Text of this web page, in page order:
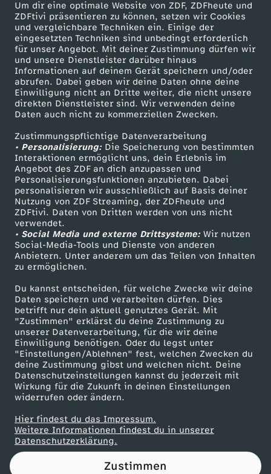
Um dir eine optimale Website von ZDF, ZDFheute und
ZDFtivi präsentieren zu können, setzen wir Cookies
und vergleichbare Techniken ein. Einige der
eingesetzten Techniken sind unbedingt erforderlich
für unser Angebot. Mit deiner Zustimmung dürfen wir
und unsere Dienstleister darüber hinaus
Informationen auf deinem Gerät speichern und/oder
abrufen. Dabei geben wir deine Daten ohne deine
Einwilligung nicht an Dritte weiter, die nicht unsere
direkten Dienstleister sind. Wir verwenden deine
Daten auch nicht zu kommerziellen Zwecken.
Zustimmungspflichtige Datenverarbeitung
• Personalisierung:Die Speicherung von bestimmten
Interaktionen ermöglicht uns, dein Erlebnis im
Angebot des ZDF an dich anzupassen und
Personalisierungsfunktionen anzubieten. Dabei
personalisieren wir ausschließlich auf Basis deiner
Nutzung von ZDF Streaming, der ZDFheute und
ZDFtivi. Daten von Dritten werden von uns nicht
verwendet.
• Social Media und externe Drittsysteme:Wir nutzen
Social-Media-Tools und Dienste von anderen
Anbietern. Unter anderem um das Teilen von Inhalten
zu ermöglichen.
Du kannst entscheiden, für welche Zwecke wir deine
Daten speichern und verarbeiten dürfen. Dies
betrifft nur dein aktuell genutztes Gerät. Mit
"Zustimmen" erklärst du deine Zustimmung zu
unserer Datenverarbeitung, für die wir deine
Einwilligung benötigen. Oder du legst unter
"Einstellungen/Ablehnen" fest, welchen Zwecken du
deine Zustimmung gibst und welchen nicht. Deine
Datenschutzeinstellungen kannst du jederzeit mit
Wirkung für die Zukunft in deinen Einstellungen
widerrufen oder ändern.
Hier findest du das Impressum.
Weitere Informationen findest du in unserer
Datenschutzerklärung.
Zustimmen
e
P
e
r
i
o
d
e
-
W
a
s
t
u
n
b
Mehr ZDF
ZDF-Apps
Smart TV
ZDFtext
Livestreams
Sendungen A-Z
TV-Programm
Service
ZDFmitreden
Kontakt zum ZDF
Tickets
Zuschauerservice
Hilfe
ZDF Unternehmen
Karriere
ZDF goes Schule
Werbefernsehen
Mainzelmännchen
Partner